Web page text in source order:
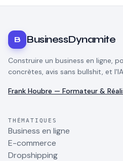
B BusinessDynamite
Construire un business en ligne,
concrètes, avis sans bullshit, et
Frank Houbre — Formateur &
THÉMATIQUES
Business en ligne
E-commerce
Dropshipping